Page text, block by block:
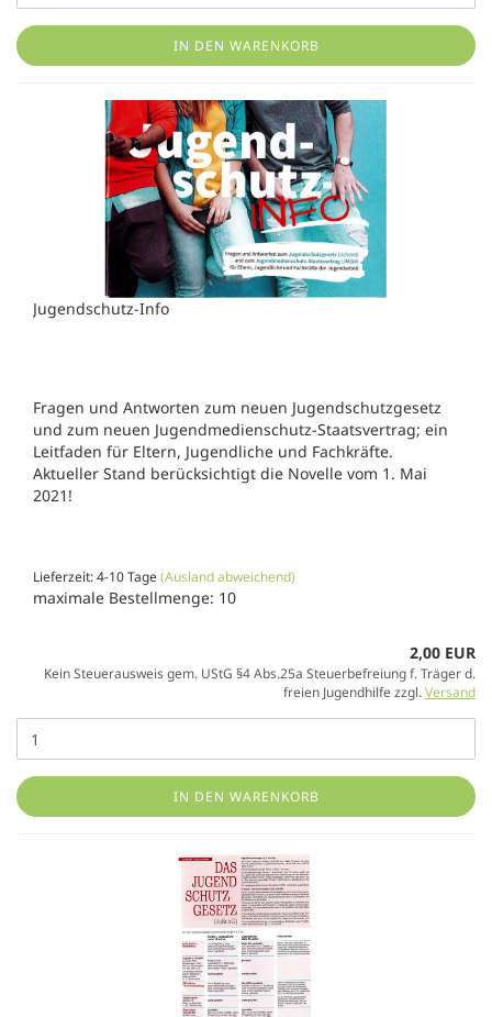
IN DEN WARENKORB
Jugendschutz-Info
Fragen und Antworten zum neuen Jugendschutzgesetz
und zum neuen Jugendmedienschutz-Staatsvertrag; ein
Leitfaden für Eltern, Jugendliche und Fachkräfte.
Aktueller Stand berücksichtigt die Novelle vom 1. Mai
2021!
Lieferzeit: 4-10 Tage(Ausland abweichend)
maximale Bestellmenge: 10
2,00 EUR
Kein Steuerausweis gem. UStG §4 Abs.25a Steuerbefreiung f. Träger d.
freien Jugendhilfe zzgl.Versand
IN DEN WARENKORB